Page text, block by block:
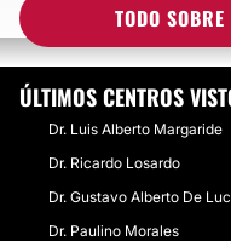
TODO
EXPERIENCIAS SOBRE
ÚLTIMOS CENTROS
Dr. Luis Alberto Margaride
Dr. Ricardo Losardo
Dr. Gustavo Alberto De
Dr. Paulino Morales